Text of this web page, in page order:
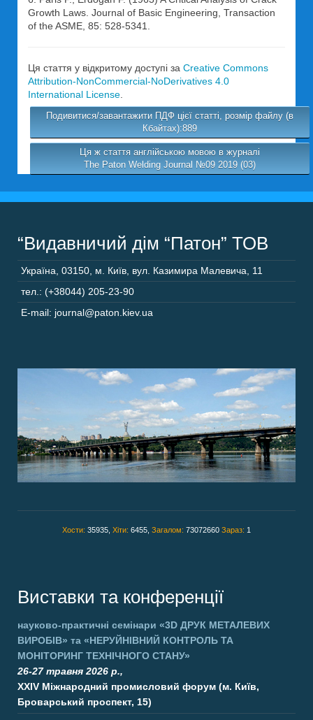
Growth Laws. Journal of Basic Engineering, Transaction
of the ASME, 85: 528-5341.
Ця стаття у відкритому доступі за Creative Commons
Attribution-NonCommercial-NoDerivatives 4.0
International License
Подивитися/завантажити ПДФ цієї статті, розмір файлу (в
Кбайтах):889
Ця ж стаття англійською мовою в журналі
The Paton Welding Journal №09 2019 (03)
“Видавничий дім “Патон” ТОВ
Україна 03150 м. Київ, вул. Казимира Малевича, 11
тел.: (+38044) 205-23-90
E-mail: journal@paton.kiev.ua
Хости: 35935, Хіти: 6455, Загалом: 73072660 Зараз: 1
Виставки та конференції
науково-практичні семінари «3D ДРУК МЕТАЛЕВИХ
ВИРОБІВ» та «НЕРУЙНІВНИЙ КОНТРОЛЬ ТА
МОНІТОРИНГ ТЕХНІЧНОГО СТАНУ»
26-27 травня 2026 р.,
XXIV Міжнародний промисловий форум (м. Київ,
Броварський проспект, 15)